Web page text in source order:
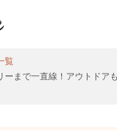
覧
ーまで一直線！アウトドア